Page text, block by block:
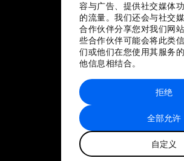
容与广告、提供社交媒体
的流量。我们还会与社交
合作伙伴分享您对我们网
些合作伙伴可能会将此类
们或他们在您使用其服务
他信息相结合。
全部允许
自定义
拒绝